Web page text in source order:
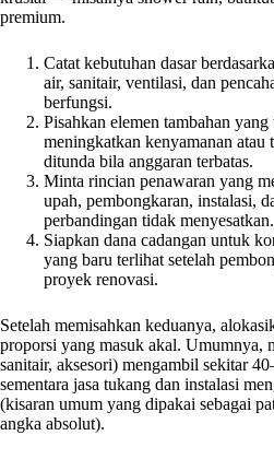
premium.
Catat kebutuhan dasar
air, sanitair, ventilasi, dan
berfungsi.
Pisahkan elemen tambahan yang
meningkatkan kenyamanan atau
ditunda bila anggaran terbatas.
Minta rincian penawaran yang
upah, pembongkaran, instalasi,
perbandingan tidak menyesatkan.
Siapkan dana cadangan untuk
yang baru terlihat setelah
proyek renovasi.
Setelah memisahkan keduanya,
proporsi yang masuk akal. Umumnya,
sanitair, aksesori) mengambil sekitar
sementara jasa tukang dan instalasi
(kisaran umum yang dipakai sebagai
angka absolut).